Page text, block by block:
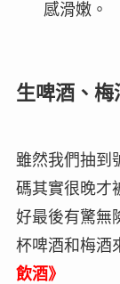
感滑嫩。
生啤酒、梅
雖然我們抽到
碼其實很晚才
好最後有驚無
杯啤酒和梅酒
飲酒》